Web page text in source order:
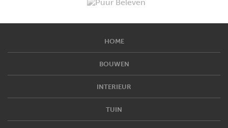
HOME
BOUWEN
INTERIEUR
TUIN